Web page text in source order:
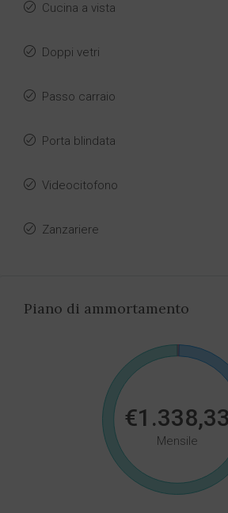
Cucina a vista
Doppi vetri
Passo carraio
Porta blindata
Videocitofono
Zanzariere
Piano di ammortamento
€1.338,33
Mensile